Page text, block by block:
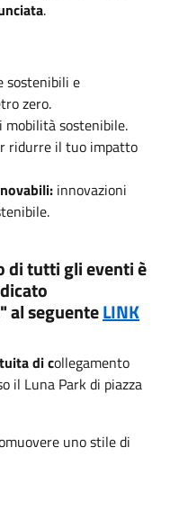
.
sostenibili e
zero.
mobilità sostenibile.
ridurre il tuo impatto
innovazioni
di tutti gli eventiè
al seguenteLINK
di collegamento
il Luna Park di piazza
uno stile di